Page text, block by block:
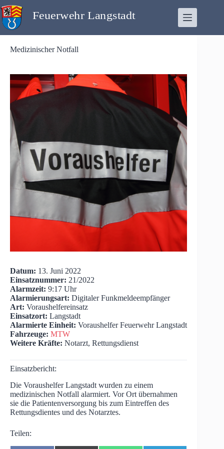
Zum
Inhalt
springen
Medizinischer Notfall
Datum: 13. Juni 2022
Einsatznummer: 21/2022
Alarmzeit: 9:17 Uhr
Alarmierungsart: Digitaler Funkmeldeempfänger
Art: Voraushelfereinsatz
Einsatzort: Langstadt
Alarmierte Einheit: Voraushelfer Feuerwehr Langstadt
Fahrzeuge: MTW
Weitere Kräfte: Notarzt, Rettungsdienst
Einsatzbericht:
Die Voraushelfer Langstadt wurden zu einem
medizinischen Notfall alarmiert. Vor Ort übernahmen
sie die Patientenversorgung bis zum Eintreffen des
Rettungsdientes und des Notarztes.
Teilen: